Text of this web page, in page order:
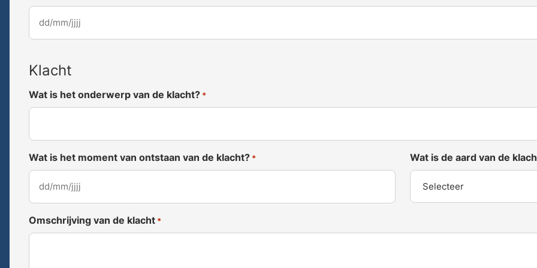
DD
slash
slash
Klacht
Wat is het onderwerp van de klacht? *
Wat is het moment van ontstaan van de klacht? *
DD
slash
MM
slash
Wat is de aard van de
Omschrijving van de klacht *